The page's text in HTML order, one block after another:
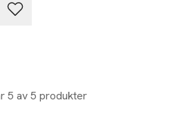
5 av 5 produkter